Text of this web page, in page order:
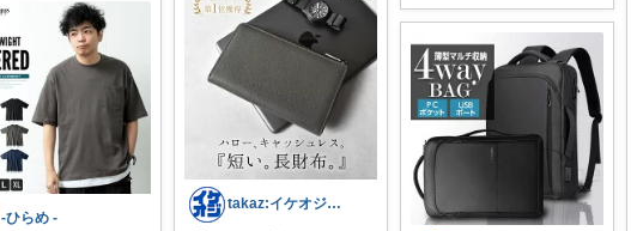
-ひらめ -
takaz:イケオジをめざすサラリーマン